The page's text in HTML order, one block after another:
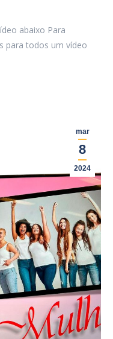
abaixo Para
para todos um vídeo
mar
8
2024